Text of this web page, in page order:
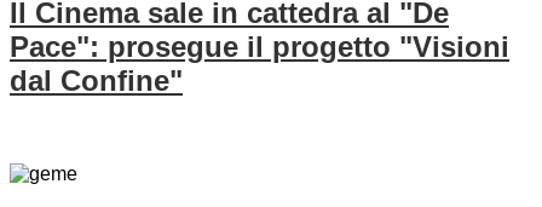
Il Cinema sale in cattedra al "De
Pace": prosegue il progetto "Visioni
dal Confine"